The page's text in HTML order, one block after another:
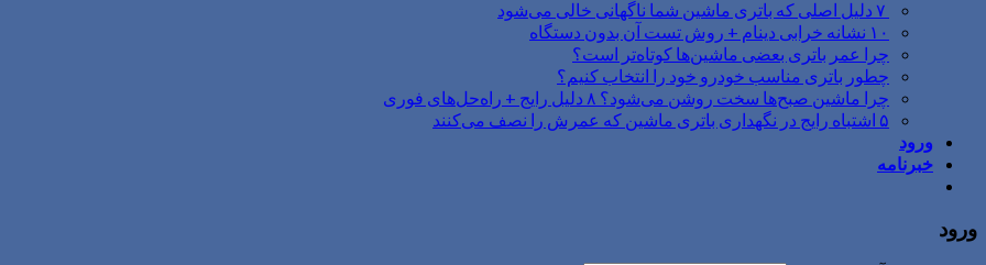
۱۰ نشانه خرابی دینام + روش تست آن بدون دستگاه
چرا عمر باتری بعضی ماشین‌ها کوتاه‌تر است؟
چطور باتری مناسب خودرو خود را انتخاب کنیم؟
چرا ماشین صبح‌ها سخت روشن می‌شود؟ ۸ دلیل رایج + راه‌حل‌های فوری
۵ اشتباه رایج در نگهداری باتری ماشین که عمرش را نصف می‌کنند
ورود
خبرنامه
ورود